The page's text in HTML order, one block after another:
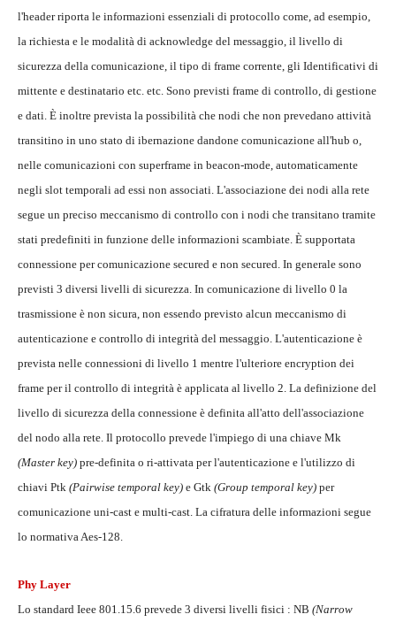
l'header riporta le informazioni essenziali di protocollo come, ad esempio,
la richiesta e le modalità di acknowledge del messaggio, il livello di
sicurezza della comunicazione, il tipo di frame corrente, gli Identificativi di
mittente e destinatario etc. etc. Sono previsti frame di controllo, di gestione
e dati. È inoltre prevista la possibilità che nodi che non prevedano attività
transitino in uno stato di ibernazione dandone comunicazione all'hub o,
nelle comunicazioni con superframe in beacon-mode, automaticamente
negli slot temporali ad essi non associati. L'associazione dei nodi alla rete
segue un preciso meccanismo di controllo con i nodi che transitano tramite
stati predefiniti in funzione delle informazioni scambiate. È supportata
connessione per comunicazione secured e non secured. In generale sono
previsti 3 diversi livelli di sicurezza. In comunicazione di livello 0 la
trasmissione è non sicura, non essendo previsto alcun meccanismo di
autenticazione e controllo di integrità del messaggio. L'autenticazione è
prevista nelle connessioni di livello 1 mentre l'ulteriore encryption dei
frame per il controllo di integrità è applicata al livello 2. La definizione del
livello di sicurezza della connessione è definita all'atto dell'associazione
del nodo alla rete. Il protocollo prevede l'impiego di una chiave Mk
(Master key) pre-definita o ri-attivata per l'autenticazione e l'utilizzo di
chiavi Ptk (Pairwise temporal key) e Gtk (Group temporal key) per
comunicazione uni-cast e multi-cast. La cifratura delle informazioni segue
lo normativa Aes-128.
Phy Layer
Lo standard Ieee 801.15.6 prevede 3 diversi livelli fisici : NB (Narrow